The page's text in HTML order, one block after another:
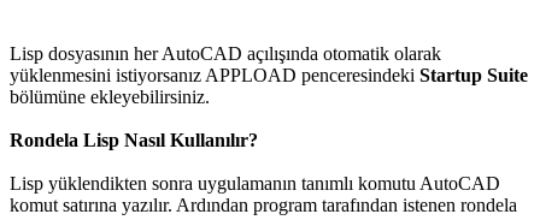
Lisp dosyasının her AutoCAD açılışında otomatik olarak
yüklenmesini istiyorsanız APPLOAD penceresindeki Startup Suite
bölümüne ekleyebilirsiniz.
Rondela Lisp Nasıl Kullanılır?
Lisp yüklendikten sonra uygulamanın tanımlı komutu AutoCAD
komut satırına yazılır. Ardından program tarafından istenen rondela